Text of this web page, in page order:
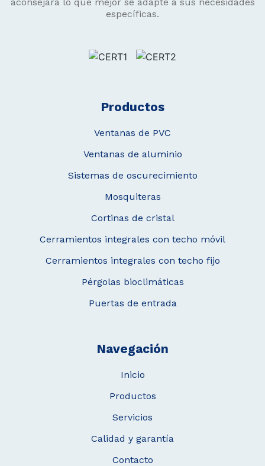
específicas.
Productos
Ventanas de PVC
Ventanas de aluminio
Sistemas de oscurecimiento
Mosquiteras
Cortinas de cristal
Cerramientos integrales con techo móvil
Cerramientos integrales con techo fijo
Pérgolas bioclimáticas
Puertas de entrada
Navegación
Inicio
Productos
Servicios
Calidad y garantía
Contacto